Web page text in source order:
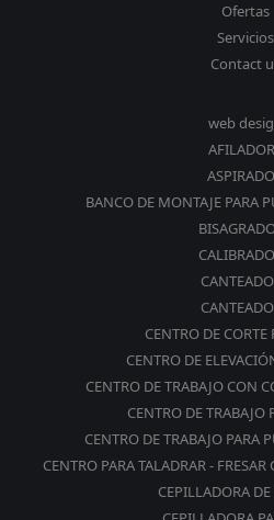
Ofertas
Servicios
Contact
web
BANCO DE MONTAJE PARA
CENTRO DE CORTE
CENTRO DE
CENTRO DE TRABAJO CON
CENTRO DE TRABAJO
CENTRO DE TRABAJO PARA
CENTRO PARA TALADRAR -
CEPILLADORA DE